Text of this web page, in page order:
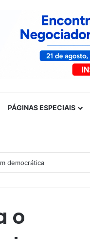
PÁGINAS ESPECIAIS
democrática
o